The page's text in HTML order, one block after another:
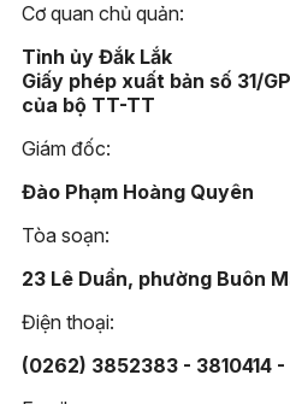
Cơ quan chủ quản:
Tỉnh ủy Đắk Lắk
Giấy phép xuất bản số 31/
của bộ TT-TT
Giám đốc:
Đào Phạm Hoàng Quyên
Tòa soạn:
23 Lê Duẩn, phường Buôn
Điện thoại:
(0262) 3852383 - 3810414